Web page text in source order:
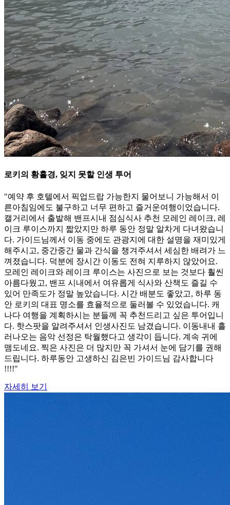
로키의 황홀경, 잊지 못할 인생 투어
"예약 후 호텔에서 픽업드랍 가능한지 물어보니 가능해서 이
른아침임에도 불구하고 너무 편하고 즐거운여행이었습니다.
캘거리에서 출발해 밴프시내 점심식사 추천 모레인 레이크, 레
이크 루이스까지 짧았지만 하루 동안 정말 알차게 다녀왔습니
다. 가이드님께서 이동 중에도 관광지에 대한 설명을 재미있게
해주시고, 중간중간 물과 간식을 챙겨주셔서 세심한 배려가 느
껴졌습니다. 덕분에 장시간 이동도 전혀 지루하지 않았어요.
모레인 레이크와 레이크 루이스는 사진으로 보는 것보다 훨씬
아름다웠고, 밴프 시내에서 여유롭게 식사와 산책도 즐길 수
있어 만족도가 정말 높았습니다. 시간 배분도 좋았고, 하루 동
안 로키의 대표 명소를 효율적으로 둘러볼 수 있었습니다. 캐
나다 여행을 계획하시는 분들께 꼭 추천드리고 싶은 투어입니
다. 핫스팟을 알려주셔서 인생사진도 남겼습니다. 이동내내 흘
러나오는 음악 선정은 탁월했다고 생각이 듭니다. 계속 귀에
맴도네요. 찍은 사진은 더 많지만 꼭 가셔서 눈에 담기를 권해
드립니다. 하루동안 고생하신 김은빈 가이드님 감사합니다
!!!!"
자세히 보기